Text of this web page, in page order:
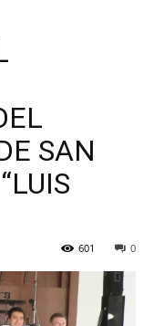
SAN
0
601